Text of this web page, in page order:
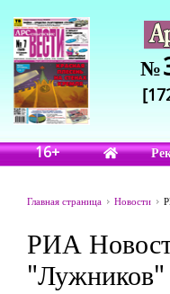
№
16+
Главная страница Новости
РИА
"Лужников"